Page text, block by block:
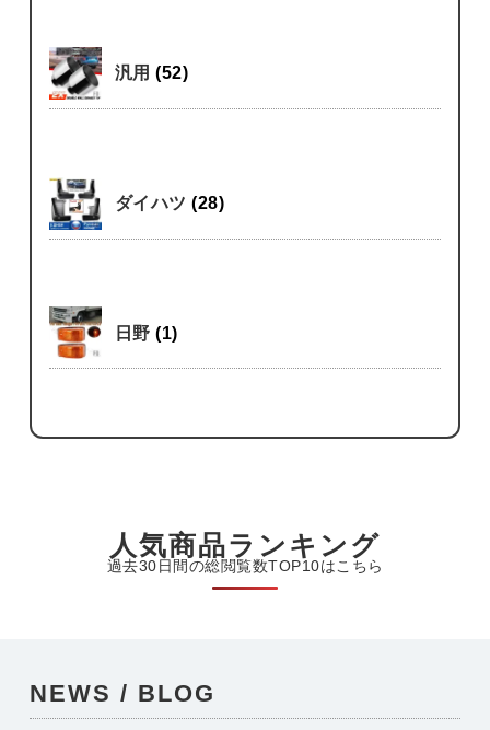
汎用(52)
ダイハツ(28)
日野(1)
人気商品ランキング
過去30日間の総閲覧数TOP10はこちら
NEWS / BLOG